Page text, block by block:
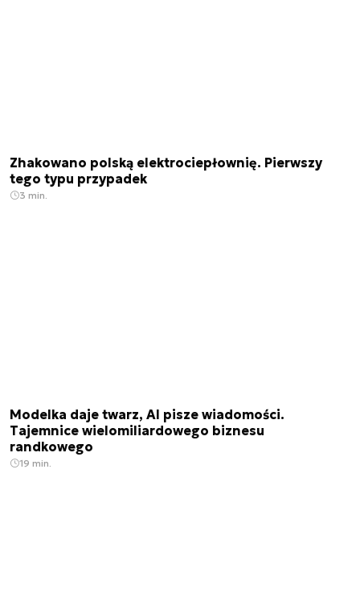
Zhakowano polską elektrociepłownię. Pierwszy
tego typu przypadek
3 min.
Modelka daje twarz, AI pisze wiadomości.
Tajemnice wielomiliardowego biznesu
randkowego
19 min.